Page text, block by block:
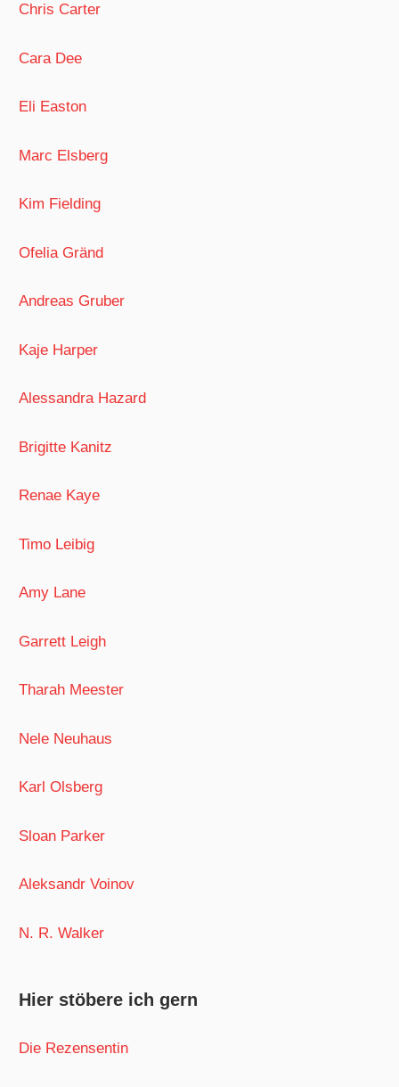
Chris Carter
Cara Dee
Eli Easton
Marc Elsberg
Kim Fielding
Ofelia Gränd
Andreas Gruber
Kaje Harper
Alessandra Hazard
Brigitte Kanitz
Renae Kaye
Timo Leibig
Amy Lane
Garrett Leigh
Tharah Meester
Nele Neuhaus
Karl Olsberg
Sloan Parker
Aleksandr Voinov
N. R. Walker
Hier stöbere ich gern
Die Rezensentin